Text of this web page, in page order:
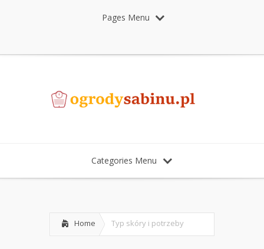
Pages Menu
Categories Menu
Home Typ skóry i potrzeby